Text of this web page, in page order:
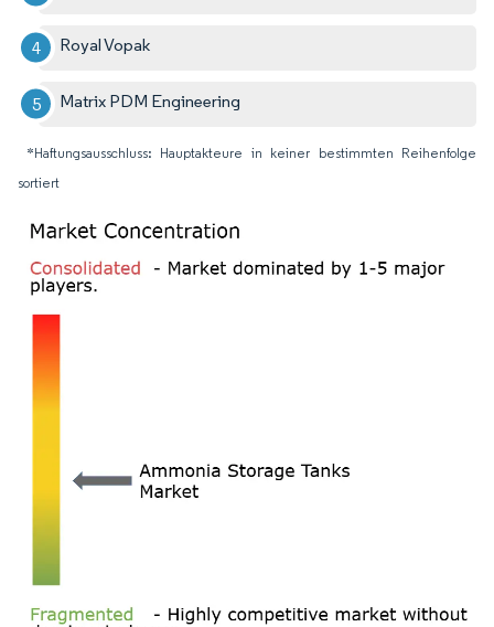
Royal Vopak
Matrix PDM Engineering
*Haftungsausschluss: Hauptakteure in keiner bestimmten Reihenfolge
sortiert